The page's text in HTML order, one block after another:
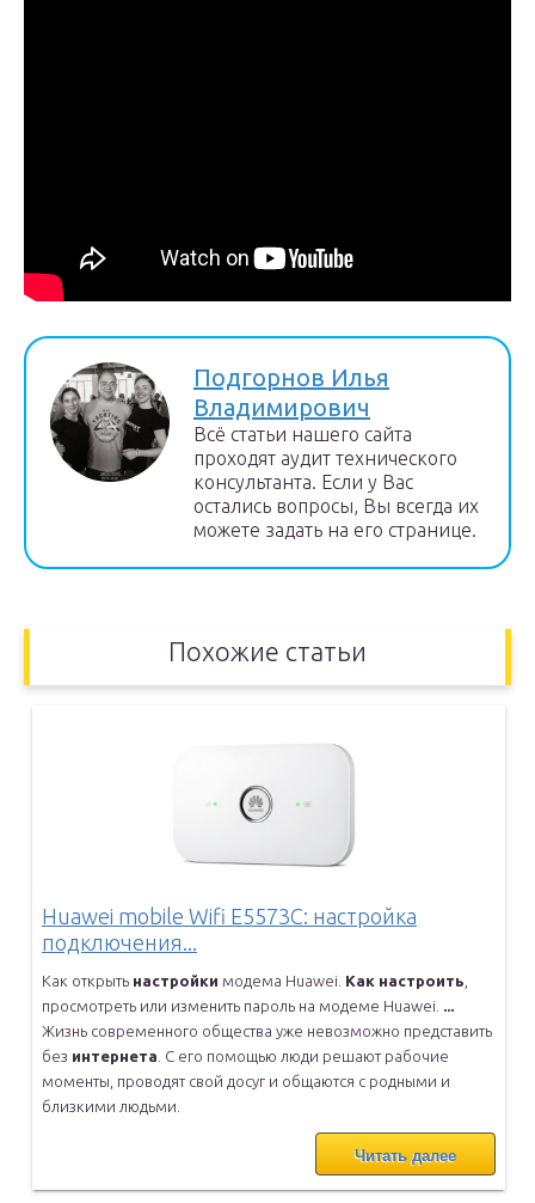
Подгорнов Илья
Владимирович
Всё статьи нашего сайта
проходят аудит технического
консультанта. Если у Вас
остались вопросы, Вы всегда их
можете задать на его странице.
Похожие статьи
Huawei mobile Wifi E5573C: настройка
подключения...
Как открыть настройки модема Huawei. Как настроить
просмотреть или изменить пароль на модеме Huawei. ...
Жизнь современного общества уже невозможно представить
без интернета . С его помощью люди решают рабочие
моменты, проводят свой досуг и общаются с родными и
близкими людьми.
Читать далее